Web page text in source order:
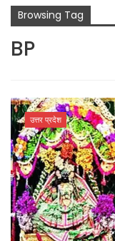
Browsing Tag
BP
उत्तर प्रदेश